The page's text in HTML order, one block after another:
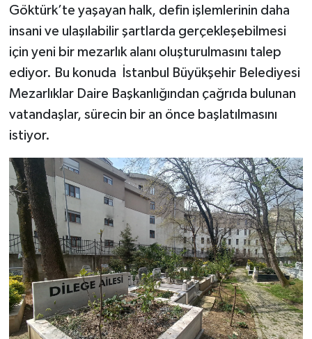
Göktürk’te yaşayan halk, defin işlemlerinin daha
insani ve ulaşılabilir şartlarda gerçekleşebilmesi
için yeni bir mezarlık alanı oluşturulmasını talep
ediyor. Bu konuda İstanbul Büyükşehir Belediyesi
Mezarlıklar Daire Başkanlığından çağrıda bulunan
vatandaşlar, sürecin bir an önce başlatılmasını
istiyor.